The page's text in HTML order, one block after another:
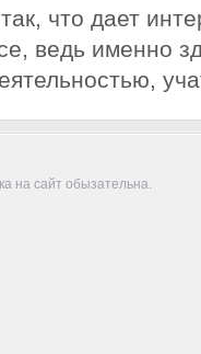
что дает
ведь именно
на сайт обызательна.